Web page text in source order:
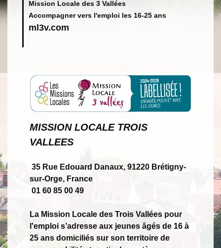
Mission Locale des 3 Vallées
Accompagner vers l'emploi les 16-25 ans
ml3v.com
MISSION LOCALE TROIS
VALLEES
35 Rue Edouard Danaux, 91220 Brétigny-
sur-Orge, France
01 60 85 00 49
La Mission Locale des Trois Vallées pour
l'emploi s’adresse aux jeunes âgés de 16 à
25 ans domiciliés sur son territoire de